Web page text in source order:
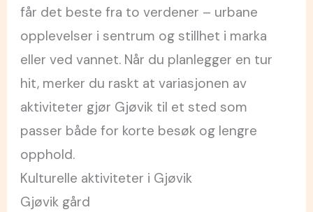
får det beste fra to verdener – urbane
opplevelser i sentrum og stillhet i marka
eller ved vannet. Når du planlegger en tur
hit, merker du raskt at variasjonen av
aktiviteter gjør Gjøvik til et sted som
passer både for korte besøk og lengre
opphold.
Kulturelle aktiviteter i Gjøvik
Gjøvik gård